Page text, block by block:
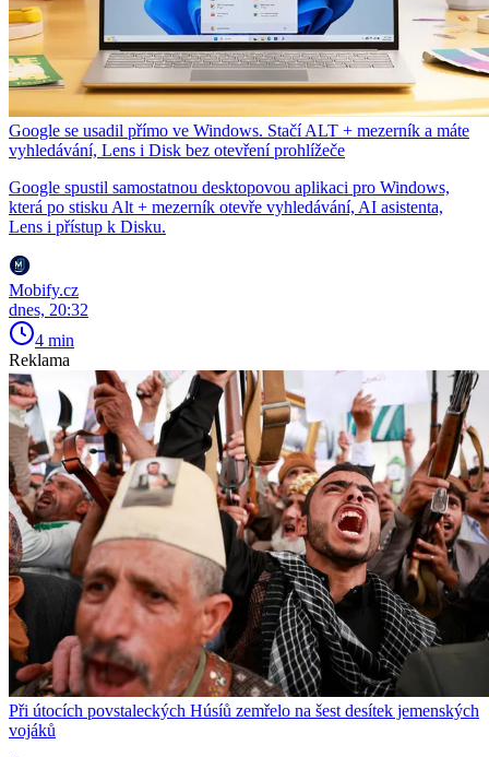
Google se usadil přímo ve Windows. Stačí ALT + mezerník a máte
vyhledávání, Lens i Disk bez otevření prohlížeče
Google spustil samostatnou desktopovou aplikaci pro Windows,
která po stisku Alt + mezerník otevře vyhledávání, AI asistenta,
Lens i přístup k Disku.
Mobify.cz
dnes, 20:32
4 min
Reklama
Při útocích povstaleckých Húsíů zemřelo na šest desítek jemenských
vojáků